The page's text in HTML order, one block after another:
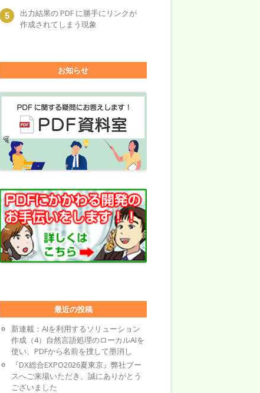
出力結果の PDF に勝手にリンクが
作成されてしまう現象
お知らせ
最近の投稿
新連載：AIを利用するソリューション
作成（4）自然言語処理のローカルAIを
使い、PDFから名前を捜して墨消し
『DX総合EXPO2026夏東京』弊社ブー
スへご来場いただき、誠にありがとう
ございました